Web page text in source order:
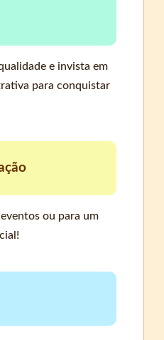
e invista em
para conquistar
ou para um